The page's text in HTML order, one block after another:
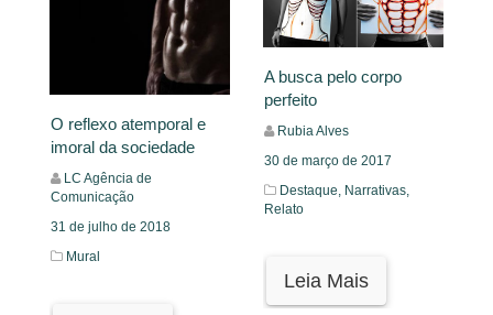
O reflexo atemporal e
imoral da sociedade
LC Agência de
Comunicação
31 de julho de 2018
Mural
A busca pelo corpo
perfeito
Rubia Alves
30 de março de 2017
Destaque, Narrativas,
Relato
Leia Mais